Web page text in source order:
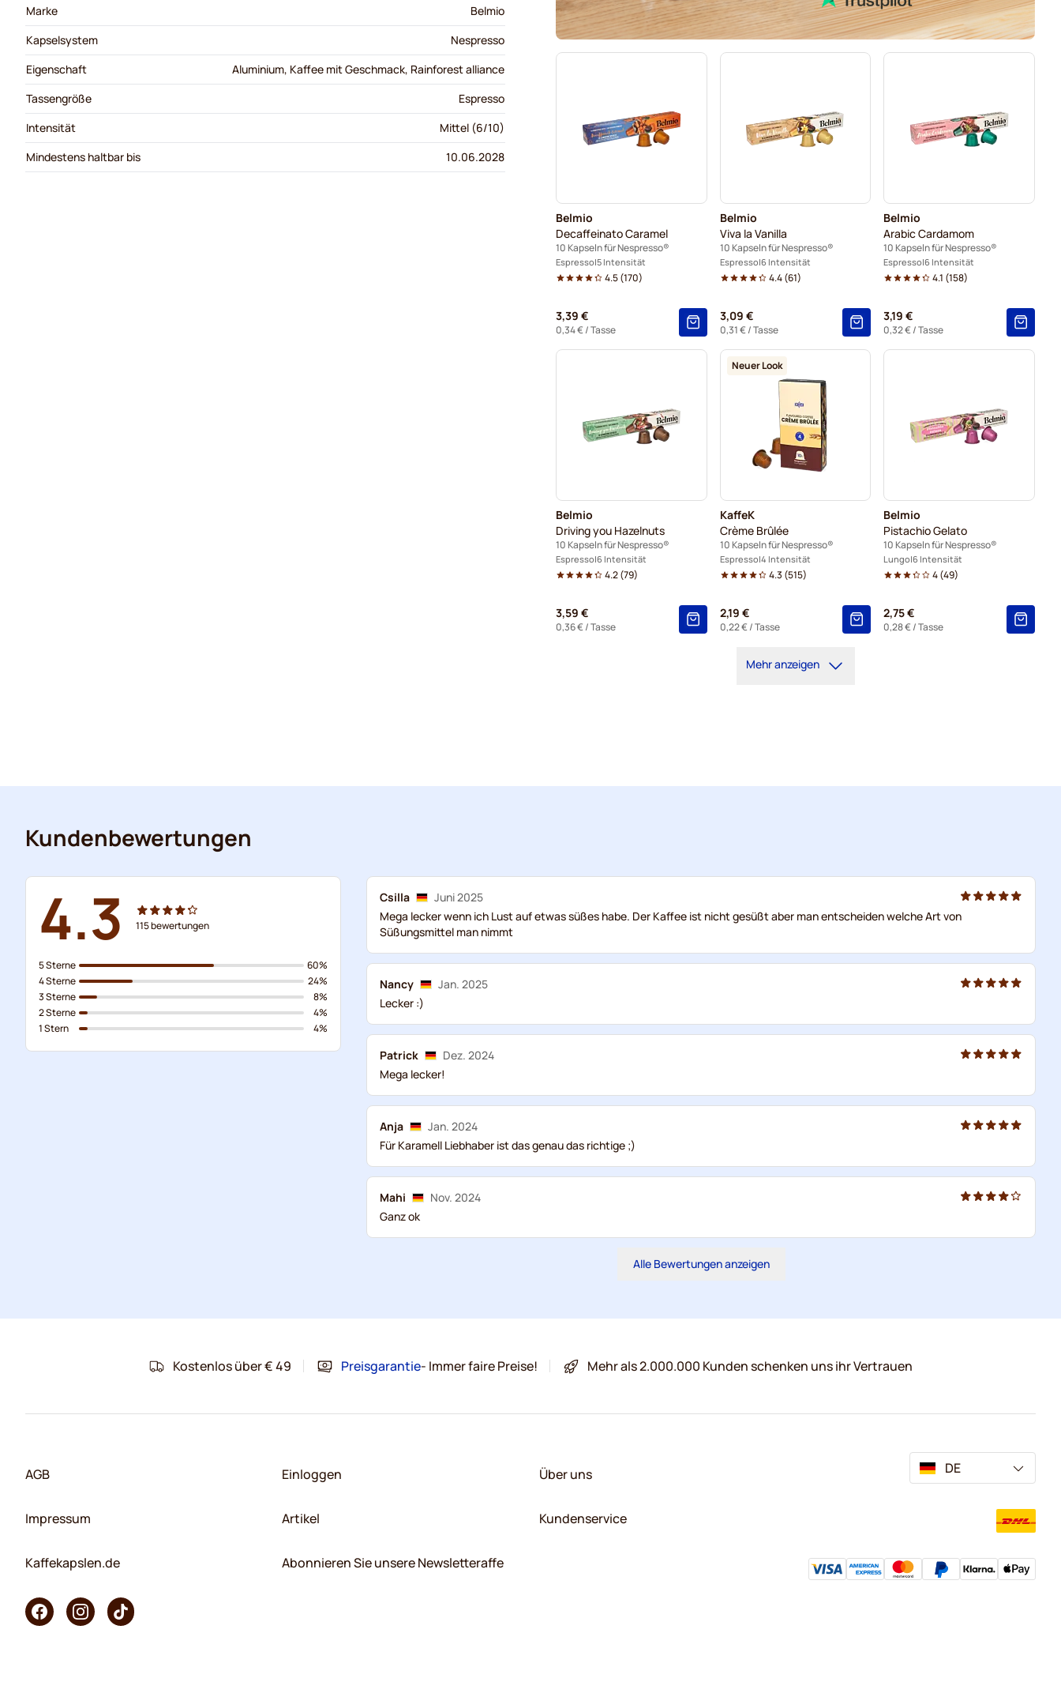
Belmio
Decaffeinato Caramel
10 Kapseln für Nespresso®
Espresso 5 Intensität
4.5(170)
3,39 €
0,34 €/ Tasse
Belmio
Viva la Vanilla
10 Kapseln für Nespresso®
Espresso 6 Intensität
4.4(61)
3,09 €
0,31 €/ Tasse
Belmio
Arabic Cardamom
10 Kapseln für Nespresso®
Espresso 6 Intensität
4.1 (158)
3,19 €
0,32 €/ Tasse
Belmio
Driving you Hazelnuts
10 Kapseln für Nespresso®
Espresso 6 Intensität
4.2(79)
3,59 €
0,36 €/ Tasse
Neuer Look
KaffeK
Crème Brûlée
10 Kapseln für Nespresso®
Espresso 4 Intensität
4.3 (515)
2,19 €
0,22 €/ Tasse
Belmio
Pistachio Gelato
10 Kapseln für Nespresso®
Lungo 6 Intensität
4(49)
2,75 €
0,28 €/ Tasse
Mehr anzeigen
Marke
Belmio
Kapselsystem
Nespresso
Eigenschaft
Aluminium, Kaffee mit Geschmack, Rainforest alliance
Tassengröße
Espresso
Intensität
Mittel (6/10)
Mindestens haltbar bis
10.06.2028
Kundenbewertungen
4.3 115bewertungen
5 Sterne
4 Sterne
3 Sterne
2 Sterne
1 Stern
60%
24%
8%
4%
4%
Csilla
Juni 2025
Mega lecker wenn ich Lust auf etwas süßes habe. Der Kaffee ist nicht gesüßt aber man entscheiden welche Art von
Süßungsmittel man nimmt
Nancy
Jan. 2025
Lecker :)
Patrick
Dez. 2024
Mega lecker!
Anja
Jan. 2024
Für Karamell Liebhaber ist das genau das richtige ;)
Mahi
Nov. 2024
Ganz ok
Alle Bewertungen anzeigen
Kostenlos über € 49 Preisgarantie- Immer faire Preise! Mehr als 2.000.000 Kunden schenken uns ihr Vertrauen
AGB
Impressum
Kaffekapslen.de
Einloggen
Artikel
Abonnieren Sie unsere Newsletteraffe
Über uns
Kundenservice
DE